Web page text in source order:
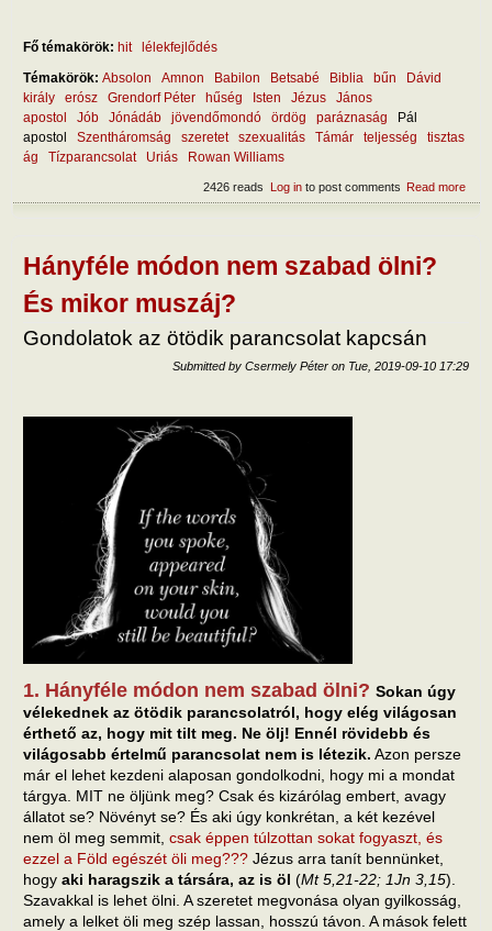
Fő témakörök: hit
lélekfejlődés
Témakörök: Absolon Amnon Babilon Betsabé Biblia bűn
Dávid
király
erósz Grendorf Péter hűség Isten Jézus
János
apostol
Jób Jónádáb jövendőmondó ördög paráznaság
Pál
apostol
Szentháromság szeretet szexualitás Támár teljesség
tisztas
ág
Tízparancsolat Uriás Rowan Williams
Read more
Log into post comments
2426 reads
Hányféle módon nem szabad ölni?
És mikor muszáj?
Gondolatok az ötödik parancsolat kapcsán
Submitted by Csermely Péter on Tue, 2019-09-10 17:29
1. Hányféle módon nem szabad ölni? Sokan úgy
vélekednek az ötödik parancsolatról, hogy elég világosan
érthető az, hogy mit tilt meg. Ne ölj! Ennél rövidebb és
világosabb értelmű parancsolat nem is létezik. Azon persze
már el lehet kezdeni alaposan gondolkodni, hogy mi a mondat
tárgya. MIT ne öljünk meg? Csak és kizárólag embert, avagy
állatot se? Növényt se? És aki úgy konkrétan, a két kezével
nem öl meg semmit, csak éppen túlzottan sokat fogyaszt, és
ezzel a Föld egészét öli meg??? Jézus arra tanít bennünket,
hogy aki haragszik a társára, az is öl (Mt 5,21-22; 1Jn 3,15).
Szavakkal is lehet ölni. A szeretet megvonása olyan gyilkosság,
amely a lelket öli meg szép lassan, hosszú távon. A mások felett